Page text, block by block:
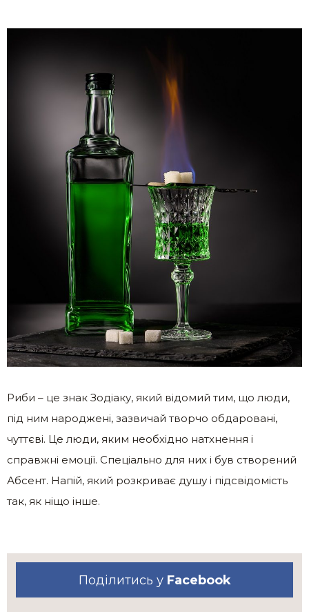
Риби – це знак Зодіаку, який відомий тим, що люди,
під ним народжені, зазвичай творчо обдаровані,
чуттєві. Це люди, яким необхідно натхнення і
справжні емоції. Спеціально для них і був створений
Абсент. Напій, який розкриває душу і підсвідомість
так, як ніщо інше.
Поділитись у Facebook